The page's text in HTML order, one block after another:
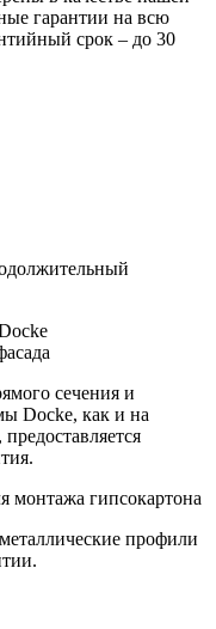
гарантии на всю
срок – до 30
сечения и
Docke, как и на
монтажа гипсокартона
профили